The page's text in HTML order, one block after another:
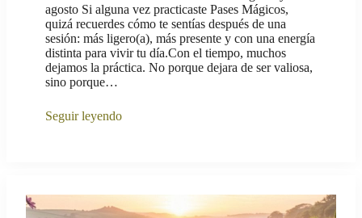
agosto Si alguna vez practicaste Pases Mágicos,
quizá recuerdes cómo te sentías después de una
sesión: más ligero(a), más presente y con una energía
distinta para vivir tu día.Con el tiempo, muchos
dejamos la práctica. No porque dejara de ser valiosa,
sino porque…
Seguir leyendo